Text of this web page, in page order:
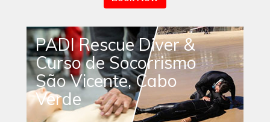
PADI Rescue Diver &
Curso de Socorrismo
São Vicente, Cabo
Verde